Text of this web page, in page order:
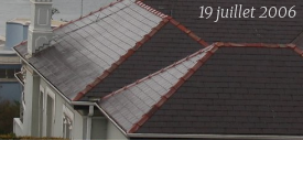
19 juillet 2006